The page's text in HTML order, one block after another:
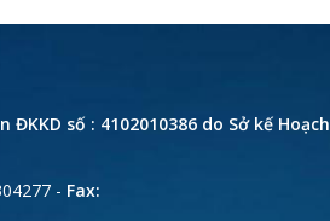
số : 4102010386 do Sở kế Hoạch
- Fax: